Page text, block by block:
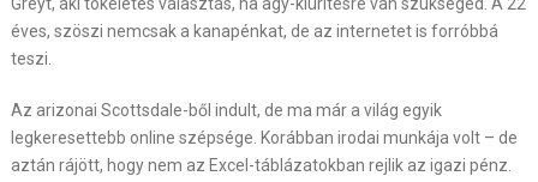
éves, szöszi nemcsak a kanapénkat, de az internetet is forróbbá
teszi.
Az arizonai Scottsdale-ből indult, de ma már a világ egyik
legkeresettebb online szépsége. Korábban irodai munkája volt – de
aztán rájött, hogy nem az Excel-táblázatokban rejlik az igazi pénz.